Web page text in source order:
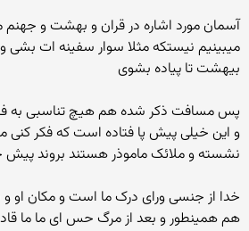
آسمان مورد اشاره در قران و بهشت و
میبینیم نیستکه مثلا سوار سفینه ات بشی و
بیهشت تا پیاده بشوی
پس مسافت ذکر شده هم هیچ تناسبی به
و این خیلی پیش پا فتاده است که فکر کنی
نشسته و ملائک ماموذر هستند بروند پیش
خدا از جنسی ورای درک ما است و مکان او
هم همینطور و بعد از مرگ حس ای ما ما